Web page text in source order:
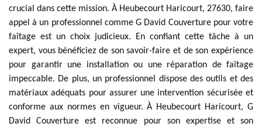
crucial dans cette mission. À Heubecourt Haricourt, 27630, faire
appel à un professionnel comme G David Couverture pour votre
faîtage est un choix judicieux. En confiant cette tâche à un
expert, vous bénéficiez de son savoir-faire et de son expérience
pour garantir une installation ou une réparation de faîtage
impeccable. De plus, un professionnel dispose des outils et des
matériaux adéquats pour assurer une intervention sécurisée et
conforme aux normes en vigueur. À Heubecourt Haricourt, G
David Couverture est reconnue pour son expertise et son